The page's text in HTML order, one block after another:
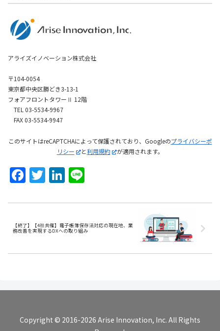
アライズイノベーション株式会社
〒104-0054
東京都中央区勝どき3-13-1
フォアフロントタワーⅡ 12階
TEL 03-5534-9967
FAX 03-5534-9947
このサイトはreCAPTCHAによって保護されており、Googleのプライバシーポ
リシー
と利用規約 が適用されます。
F
c
e
b
o
k
T
itt
er
Li
k
e
dI
n
e
【終了】【4社共催】電子帳簿保存法対応の現在地、業
務改善を実現するDXへの取り組み
Copyright © 2016-2026 Arise Innovation, Inc. All Rights